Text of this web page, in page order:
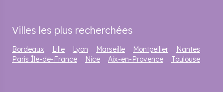
Villes les plus recherchées
Bordeaux Lille Lyon Marseille Montpellier
Nantes
Paris Île-de-France
Nice Aix-en-Provence Toulouse